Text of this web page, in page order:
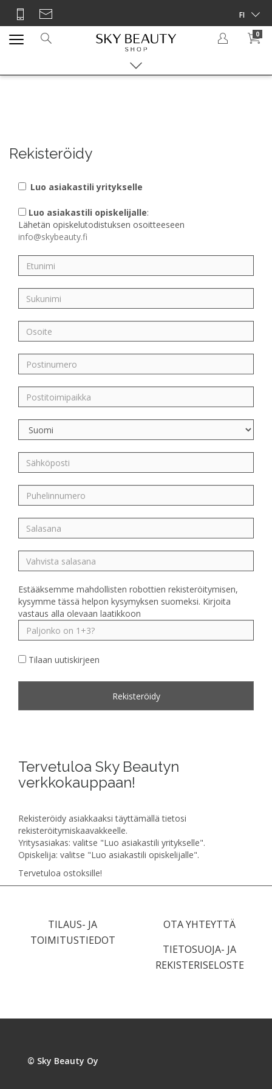
0
Rekisteröidy
Luo asiakastili yritykselle
Luo asiakastili opiskelijalle:
Lähetän opiskelutodistuksen osoitteeseen
info@skybeauty.fi
Estääksemme mahdollisten robottien rekisteröitymisen,
kysymme tässä helpon kysymyksen suomeksi. Kirjoita
vastaus alla olevaan laatikkoon
Tilaan uutiskirjeen
Tervetuloa Sky Beautyn
verkkokauppaan!
Rekisteröidy asiakkaaksi täyttämällä tietosi
rekisteröitymiskaavakkeelle.
Yritysasiakas: valitse "Luo asiakastili yritykselle".
Opiskelija: valitse "Luo asiakastili opiskelijalle".
Tervetuloa ostoksille!
TILAUS- JA
TOIMITUSTIEDOT
OTA YHTEYTTÄ
TIETOSUOJA- JA
REKISTERISELOSTE
© Sky Beauty Oy